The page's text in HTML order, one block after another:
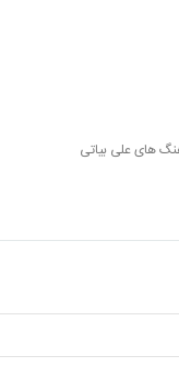
های علی بیاتی